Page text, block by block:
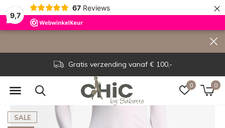
9,7
67 Reviews ×
0 0
Gratis verzending vanaf € 100,-
SALE